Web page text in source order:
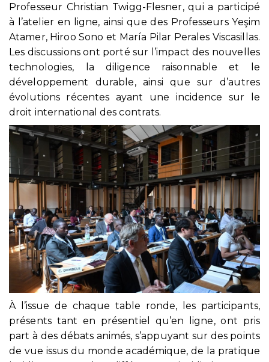
Professeur Christian Twigg-Flesner, qui a participé
à l’atelier en ligne, ainsi que des Professeurs Yeşim
Atamer, Hiroo Sono et María Pilar Perales Viscasillas.
Les discussions ont porté sur l’impact des nouvelles
technologies, la diligence raisonnable et le
développement durable, ainsi que sur d’autres
évolutions récentes ayant une incidence sur le
droit international des contrats.
À l’issue de chaque table ronde, les participants,
présents tant en présentiel qu’en ligne, ont pris
part à des débats animés, s’appuyant sur des points
de vue issus du monde académique, de la pratique